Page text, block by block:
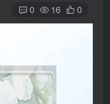
0 16 0